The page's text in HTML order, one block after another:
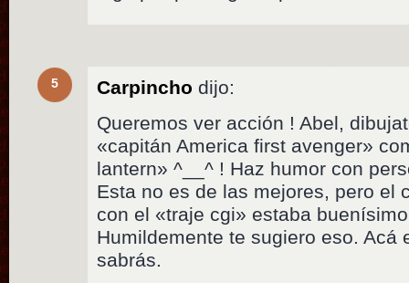
5 Carpincho dijo:
Queremos ver acción ! Abel,
«capitán America first avenger»
lantern» ^__^ ! Haz humor con
Esta no es de las mejores, pero el
con el «traje cgi» estaba
Humildemente te sugiero eso. Acá
sabrás.